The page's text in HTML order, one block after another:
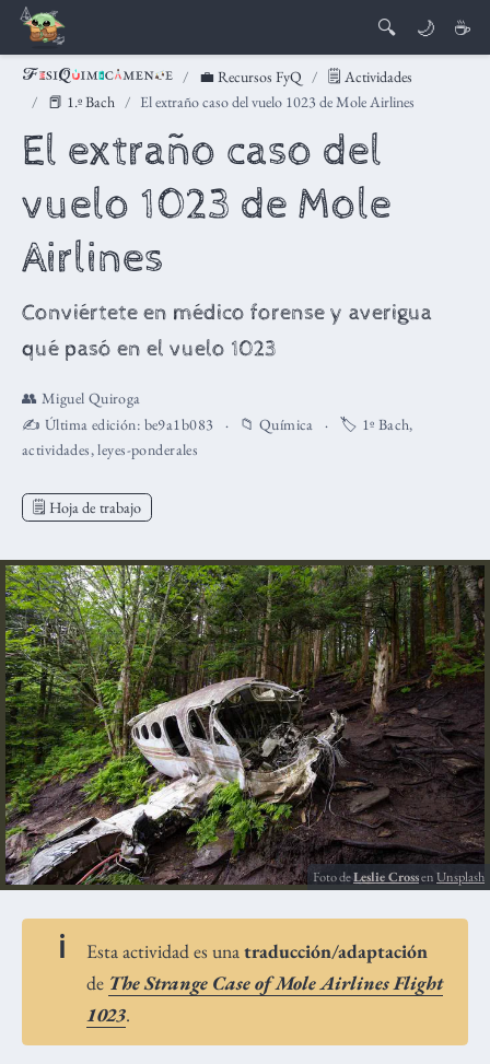
🔍 🌙 ☕
💼 Recursos FyQ
🗒️ Actividades
📕 1.º Bach
El extraño caso del vuelo 1023 de Mole Airlines
El extraño caso del
vuelo 1023 de Mole
Airlines
Conviértete en médico forense y averigua
qué pasó en el vuelo 1023
👥 Miguel Quiroga
✍️ Última edición: be9a1b083 📁 Química 🏷️ 1º Bach,
actividades,leyes-ponderales
🗒️ Hoja de trabajo
Foto deLeslie CrossenUnsplash
Esta actividad es unatraducción/adaptación
de The Strange Case of Mole Airlines Flight
1023.